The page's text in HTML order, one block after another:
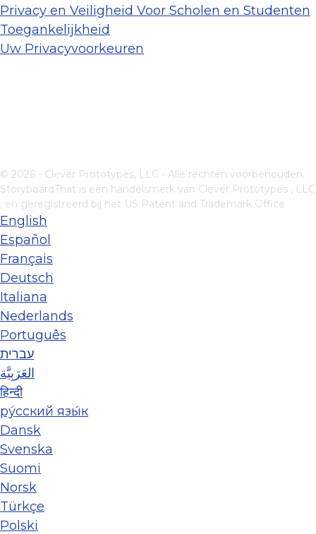
Privacy en Veiligheid Voor Scholen en Studenten
Toegankelijkheid
Uw Privacyvoorkeuren
© 2026 - Clever Prototypes, LLC - Alle rechten voorbehouden.
StoryboardThat is een handelsmerk van Clever Prototypes , LLC
, en geregistreerd bij het US Patent and Trademark Office
English
Español
Français
Deutsch
Italiana
Nederlands
Português
עברית
العَرَبِيَّة
हिन्दी
ру́сский язы́к
Dansk
Svenska
Suomi
Norsk
Türkçe
Polski